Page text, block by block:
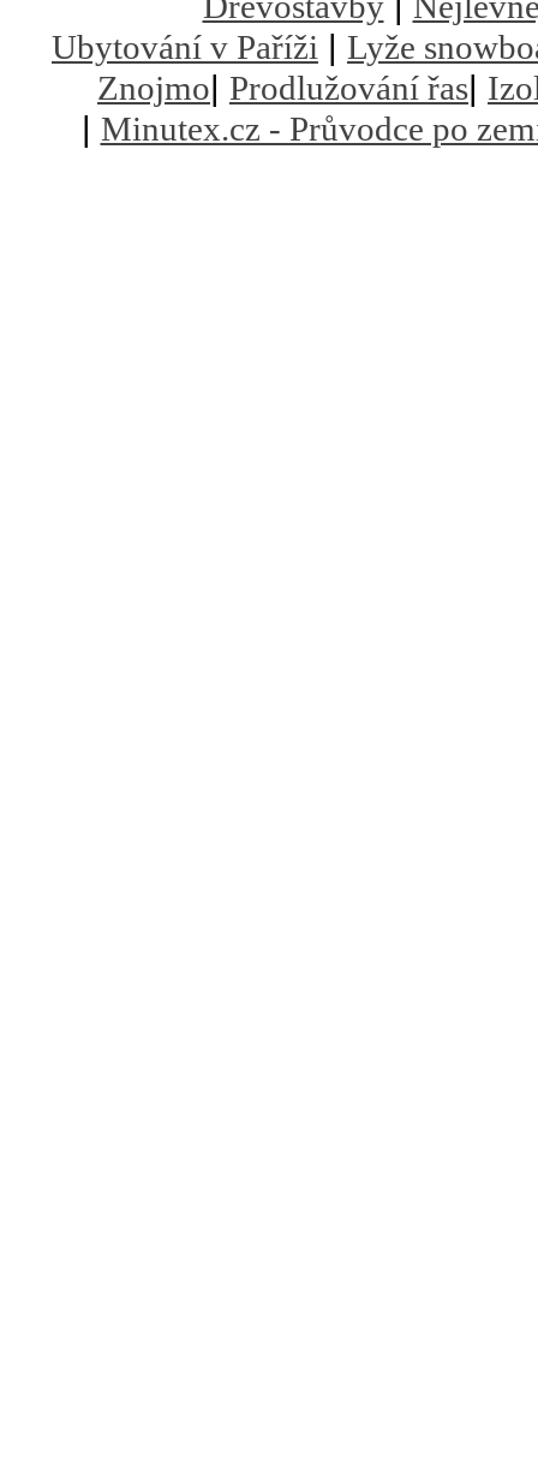
Ubytování v Paříži | Lyže
Znojmo| Prodlužování řas|
| Minutex.cz - Průvodce po